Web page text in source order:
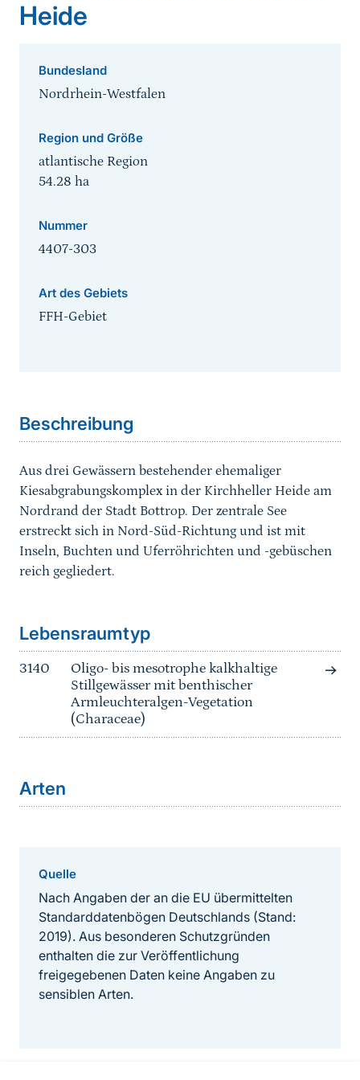
Heide
Bundesland
Nordrhein-Westfalen
Region und Größe
atlantische Region
54.28 ha
Nummer
4407-303
Art des Gebiets
FFH-Gebiet
Beschreibung
Aus drei Gewässern bestehender ehemaliger
Kiesabgrabungskomplex in der Kirchheller Heide am
Nordrand der Stadt Bottrop. Der zentrale See
erstreckt sich in Nord-Süd-Richtung und ist mit
Inseln, Buchten und Uferröhrichten und -gebüschen
reich gegliedert.
Lebensraumtyp
3140
Oligo- bis mesotrophe kalkhaltige
Stillgewässer mit benthischer
Armleuchteralgen-Vegetation
(Characeae)
Arten
Quelle
Nach Angaben der an die EU übermittelten
Standarddatenbögen Deutschlands (Stand:
2019). Aus besonderen Schutzgründen
enthalten die zur Veröffentlichung
freigegebenen Daten keine Angaben zu
sensiblen Arten.